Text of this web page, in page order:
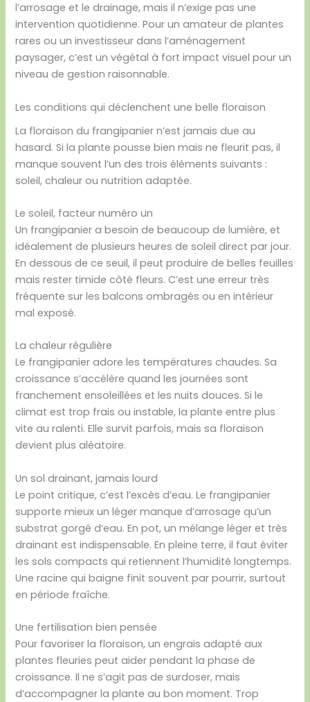
l’arrosage et le drainage, mais il n’exige pas une
intervention quotidienne. Pour un amateur de plantes
rares ou un investisseur dans l’aménagement
paysager, c’est un végétal à fort impact visuel pour un
niveau de gestion raisonnable.
Les conditions qui déclenchent une belle floraison
La floraison du frangipanier n’est jamais due au
hasard. Si la plante pousse bien mais ne fleurit pas, il
manque souvent l’un des trois éléments suivants :
soleil, chaleur ou nutrition adaptée.
Le soleil, facteur numéro un
Un frangipanier a besoin de beaucoup de lumière, et
idéalement de plusieurs heures de soleil direct par jour.
En dessous de ce seuil, il peut produire de belles feuilles
mais rester timide côté fleurs. C’est une erreur très
fréquente sur les balcons ombragés ou en intérieur
mal exposé.
La chaleur régulière
Le frangipanier adore les températures chaudes. Sa
croissance s’accélère quand les journées sont
franchement ensoleillées et les nuits douces. Si le
climat est trop frais ou instable, la plante entre plus
vite au ralenti. Elle survit parfois, mais sa floraison
devient plus aléatoire.
Un sol drainant, jamais lourd
Le point critique, c’est l’excès d’eau. Le frangipanier
supporte mieux un léger manque d’arrosage qu’un
substrat gorgé d’eau. En pot, un mélange léger et très
drainant est indispensable. En pleine terre, il faut éviter
les sols compacts qui retiennent l’humidité longtemps.
Une racine qui baigne finit souvent par pourrir, surtout
en période fraîche.
Une fertilisation bien pensée
Pour favoriser la floraison, un engrais adapté aux
plantes fleuries peut aider pendant la phase de
croissance. Il ne s’agit pas de surdoser, mais
d’accompagner la plante au bon moment. Trop